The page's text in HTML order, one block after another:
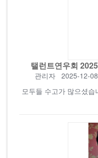
탤런트연우회
관리자2025-12-08
모두들 수고가 많으셨